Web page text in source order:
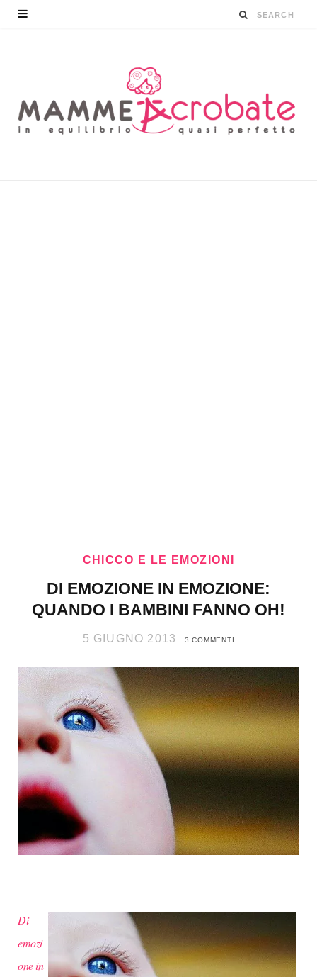
CHICCO E LE EMOZIONI
DI EMOZIONE IN EMOZIONE:
QUANDO I BAMBINI FANNO OH!
5 GIUGNO 2013 3 COMMENTI
Di
emozi
one in